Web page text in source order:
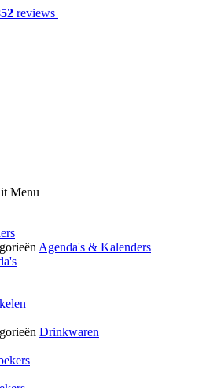
reviews
Menu
Agenda's & Kalenders
Drinkwaren